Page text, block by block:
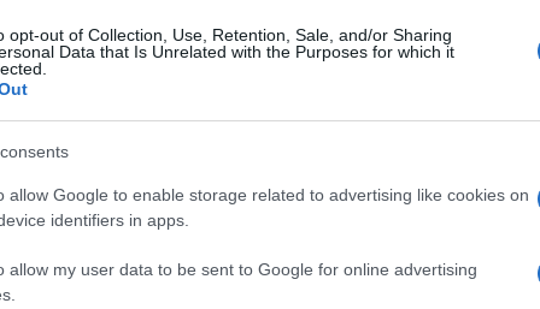
opt-out of Collection, Use, Retention, Sale, and/or Sharing
Data that Is Unrelated with the Purposes for which it
allow Google to enable storage related to advertising like cookies on
identifiers in apps.
allow my user data to be sent to Google for online advertising
JD Power APEAL μετρά το συναισθηματικό δέσιμο και τον
με το νέο τους αυτοκίνητο σε...
Kia και Dodge στην κορυφή
των νέων οχημάτων εξαρτάται κυρίως από την
Η Dodge και η Kia κατατάσσονται ισόβαθμα στην